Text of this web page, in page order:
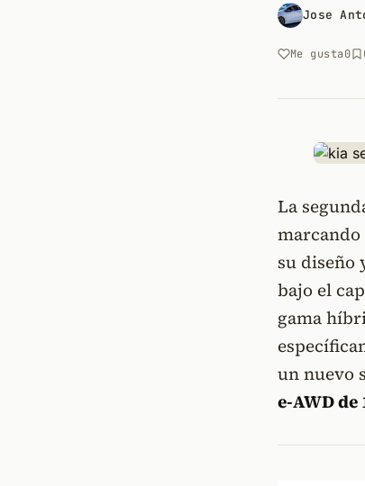
Jose
Me gusta0
La
marcando
su diseño
bajo el
gama
un nuevo
e-AWD de